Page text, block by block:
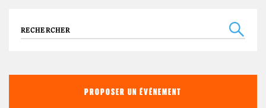
Recherche
PROPOSER UN ÉVÉNEMENT